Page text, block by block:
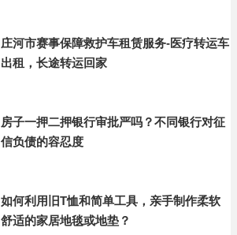
庄河市赛事保障救护车租赁服务-医疗转运车
出租，长途转运回家
房子一押二押银行审批严吗？不同银行对征
信负债的容忍度
如何利用旧T恤和简单工具，亲手制作柔软
舒适的家居地毯或地垫？